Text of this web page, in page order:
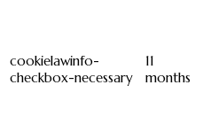
cookielawinfo-
checkbox-necessary
11
months